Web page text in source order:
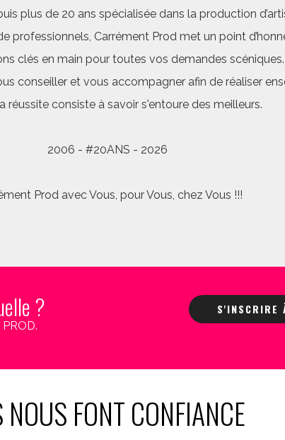
plus de 20 ans spécialisée dans la production
professionnels, Carrément Prod met un point
clés en main pour toutes vos demandes scéniques.
conseiller et vous accompagner afin de réaliser
réussite consiste à savoir s'entoure des meilleurs.
2006 - #20ANS - 2026
Prod avec Vous, pour Vous, chez Vous !!!
? S'INSCRIRE
NOUS FONT CONFIANCE